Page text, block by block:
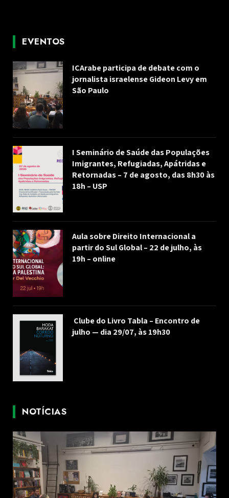
EVENTOS
ICArabe participa de debate com o
jornalista israelense Gideon Levy em
São Paulo
I Seminário de Saúde das Populações
Imigrantes, Refugiadas, Apátridas e
Retornadas – 7 de agosto, das 8h30 às
18h – USP
Aula sobre Direito Internacional a
partir do Sul Global – 22 de julho, às
19h – online
Clube do Livro Tabla – Encontro de
julho — dia 29/07, às 19h30
NOTÍCIAS